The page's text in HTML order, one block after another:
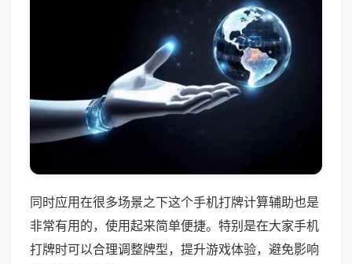
同时应用在很多场景之下这个手机打牌计算辅助也是
非常有用的，使用起来简单便捷。特别是在大家手机
打牌时可以合理调整牌型，提升游戏体验，避免影响